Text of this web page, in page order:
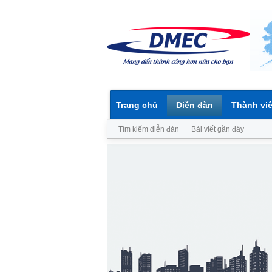
Trang chủ Diễn đàn
Tìm kiếm diễn đàn Bài viết gần đây
Thành